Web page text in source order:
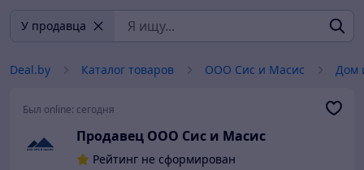
У продавца
Deal.by Каталог товаров ООО Сис и Масис Дом
Был online: сегодня
Продавец ООО Сис и Масис
Рейтинг не сформирован